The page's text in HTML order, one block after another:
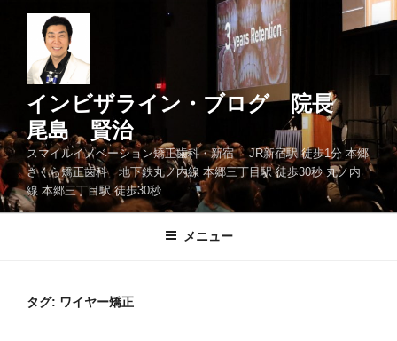
ス
キ
ッ
プ
インビザライン・ブログ 院長
尾島 賢治
スマイルイノベーション矯正歯科・新宿 JR新宿駅 徒歩1分 本郷
さくら矯正歯科 地下鉄丸ノ内線 本郷三丁目駅 徒歩30秒 丸ノ内
線 本郷三丁目駅 徒歩30秒
メニュー
タグ: ワイヤー矯正